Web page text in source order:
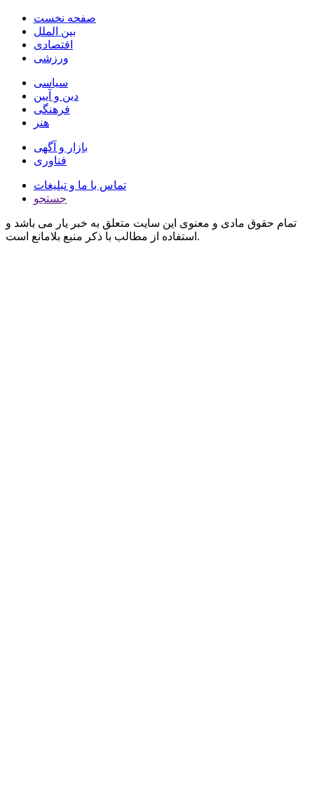
صفحه نخست
بین الملل
اقتصادی
ورزشی
سیاسی
دین و آیین
فرهنگی
هنر
بازار و آگهی
فناوری
تماس با ما و تبلیغات
جستجو
تمام حقوق مادی و معنوی این سایت متعلق به خبر یار می باشد و
استفاده از مطالب با ذکر منبع بلامانع است.